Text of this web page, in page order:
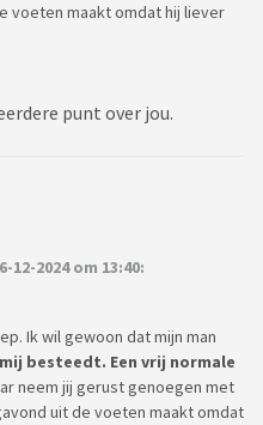
voeten maakt omdat hij liever
punt over jou.
2024 om 13:40:
Ik wil gewoon dat mijn man
besteedt. Een vrij normale
neem jij gerust genoegen met
uit de voeten maakt omdat